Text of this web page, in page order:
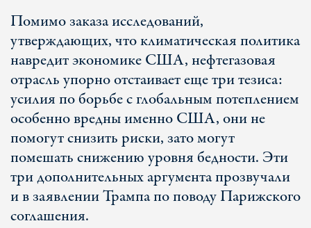
Помимо заказа исследований,
утверждающих, что климатическая политика
навредит экономике США, нефтегазовая
отрасль упорно отстаивает еще три тезиса:
усилия по борьбе с глобальным потеплением
особенно вредны именно США, они не
помогут снизить риски, зато могут
помешать снижению уровня бедности. Эти
три дополнительных аргумента прозвучали
и в заявлении Трампа по поводу Парижского
соглашения.